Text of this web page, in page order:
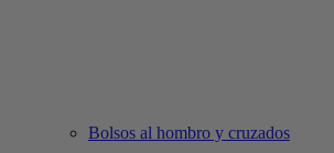
Bolsos al hombro y cruzados